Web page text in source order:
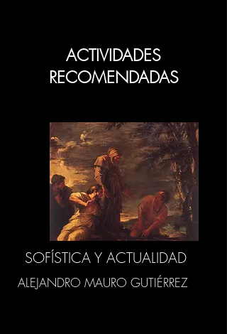
ACTIVIDADES
RECOMENDADAS
SOFÍSTICA Y ACTUALIDAD
ALEJANDRO MAURO GUTIÉRREZ